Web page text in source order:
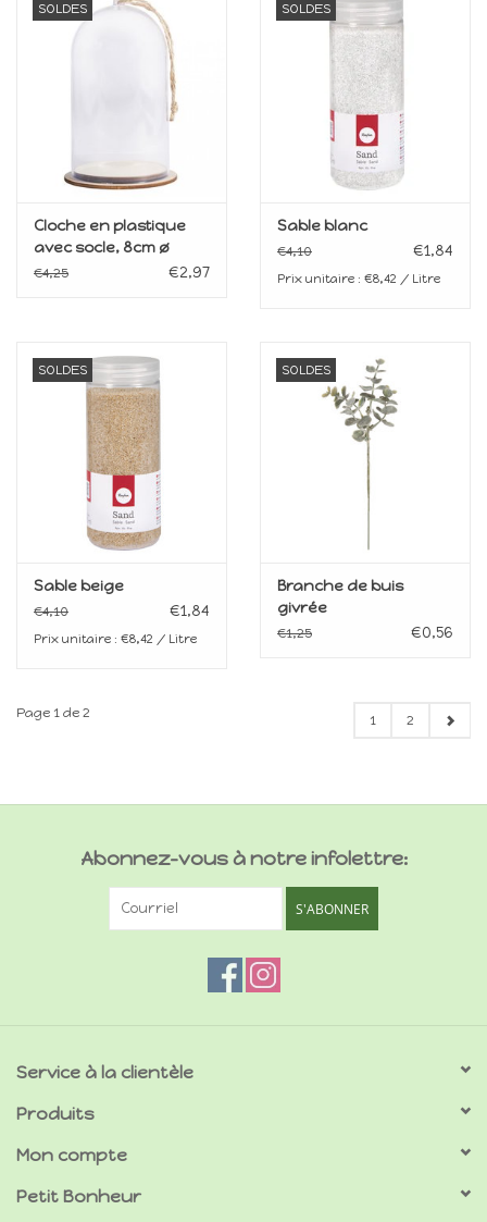
SOLDES
Cloche en plastique
avec socle, 8cm ø
€4,25 €2,97
SOLDES
Sable blanc
€4,10 €1,84
Prix unitaire : €8,42 / Litre
SOLDES
Sable beige
€4,10 €1,84
Prix unitaire : €8,42 / Litre
SOLDES
Branche de buis
givrée
€1,25 €0,56
Page 1 de 2 1 2
Abonnez-vous à notre infolettre:
S'ABONNER
Service à la clientèle
Produits
Mon compte
Petit Bonheur